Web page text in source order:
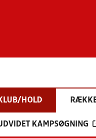
HOLD
KAMPSØGNING